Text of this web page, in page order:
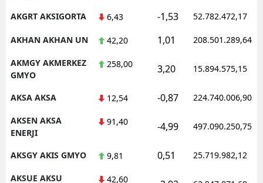
AKGRT AKSIGORTA 6,43 -1,53 52.782.472,17
AKHAN AKHAN UN 42,20 1,01 208.501.289,64
AKMGY AKMERKEZ
GMYO
258,00 3,20 15.894.575,15
AKSA AKSA 12,54 -0,87 224.740.006,90
AKSEN AKSA
ENERJI
91,40 -4,99 497.090.250,75
AKSGY AKIS GMYO 9,81 0,51 25.719.982,12
AKSUE AKSU
42,60